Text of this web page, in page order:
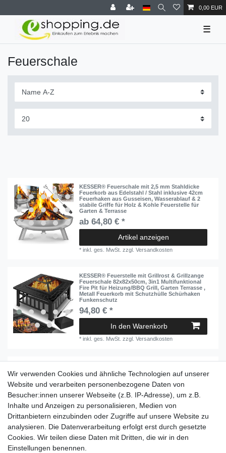
0,00 EUR
☰
Feuerschale
KESSER® Feuerschale mit 2,5 mm Stahldicke
Feuerkorb aus Edelstahl / Stahl inklusive 42cm
Feuerhaken aus Gusseisen, Wasserablauf & 2
stabile Griffe für Holz & Kohle Feuerstelle für
Garten & Terrasse
ab 64,80 € *
Artikel anzeigen
*inkl. ges. MwSt. zzgl.Versandkosten
KESSER® Feuerstelle mit Grillrost & Grillzange
Feuerschale 82x82x50cm, 3in1 Multifunktional
Fire Pit für Heizung/BBQ Grill, Garten Terrasse ,
Metall Feuerkorb mit Schutzhülle Schürhaken
Funkenschutz
94,80 € *
In den Warenkorb
*inkl. ges. MwSt. zzgl.Versandkosten
legiertem Stahl 1,2mm Stahldicke kompatibel
mit vielen gängigen Feuerschale
ab 59,80 € *
Artikel anzeigen
*inkl. ges. MwSt.zzgl. Versandkosten
Einkaufen
Wir verwenden Cookies und ähnliche Technologien auf unserer
Website und verarbeiten personenbezogene Daten von
Besucher:innen unserer Webseite (z.B. IP-Adresse), um z.B.
Inhalte und Anzeigen zu personalisieren, Medien von
Drittanbietern einzubinden oder Zugriffe auf unsere Website zu
analysieren. Die Datenverarbeitung erfolgt erst durch gesetzte
Cookies. Wir teilen diese Daten mit Dritten, die wir in den
Einstellungen benennen.